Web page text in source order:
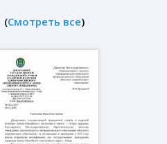
(Смотреть все)